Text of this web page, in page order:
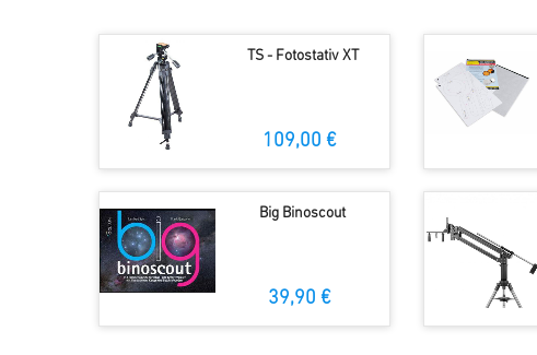
TS - Fotostativ XT
109,00 €
Big Binoscout
39,90 €